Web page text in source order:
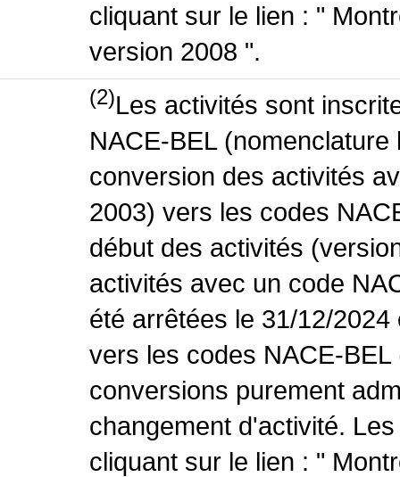
cliquant sur le lien : "
version 2008 ".
(2)Les activités sont
NACE-BEL
conversion des activités
2003) vers les codes
début des activités
activités avec un code
été arrêtées le 31/12/
vers les codes NACE-
conversions purement
changement d'activité.
cliquant sur le lien : "